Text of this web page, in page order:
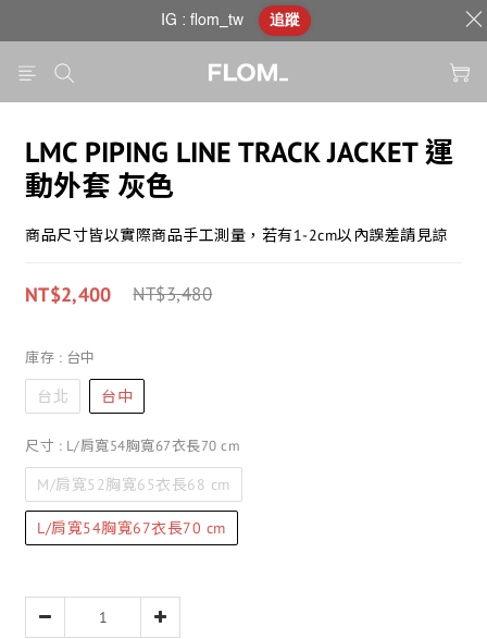
LMC PIPING LINE TRACK JACKET 運
動外套 灰色
商品尺寸皆以實際商品手工測量，若有1-2cm以內誤差請見諒
NT$2,400 NT$3,480
庫存 : 台中
台北 台中
尺寸 : L/肩寬54胸寬67衣長70 cm
M/肩寬52胸寬65衣長68 cm
L/肩寬54胸寬67衣長70 cm
IG : flom_tw 追蹤